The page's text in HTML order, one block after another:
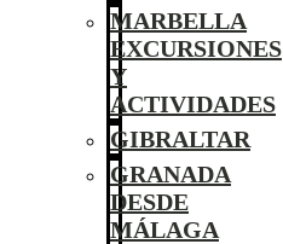
MARBELLA
EXCURSIONES
Y
ACTIVIDADES
GIBRALTAR
GRANADA
DESDE
MÁLAGA